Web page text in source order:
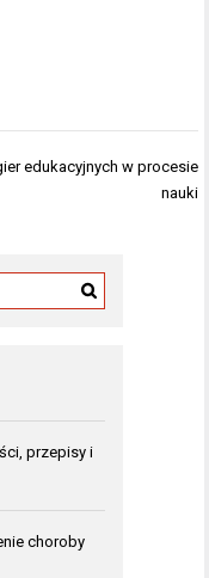
edukacyjnych w procesie
nauki
przepisy i
choroby